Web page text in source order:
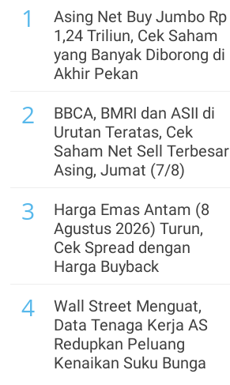
1
Asing Net Buy Jumbo Rp
1,24 Triliun, Cek Saham
yang Banyak Diborong di
Akhir Pekan
2
BBCA, BMRI dan ASII di
Urutan Teratas, Cek
Saham Net Sell Terbesar
Asing, Jumat (7/8)
3
Harga Emas Antam (8
Agustus 2026) Turun,
Cek Spread dengan
Harga Buyback
4
Wall Street Menguat,
Data Tenaga Kerja AS
Redupkan Peluang
Kenaikan Suku Bunga